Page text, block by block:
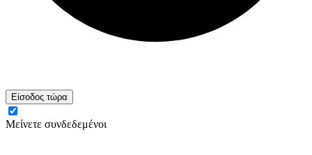
Είσοδος τώρα
Μείνετε συνδεδεμένοι